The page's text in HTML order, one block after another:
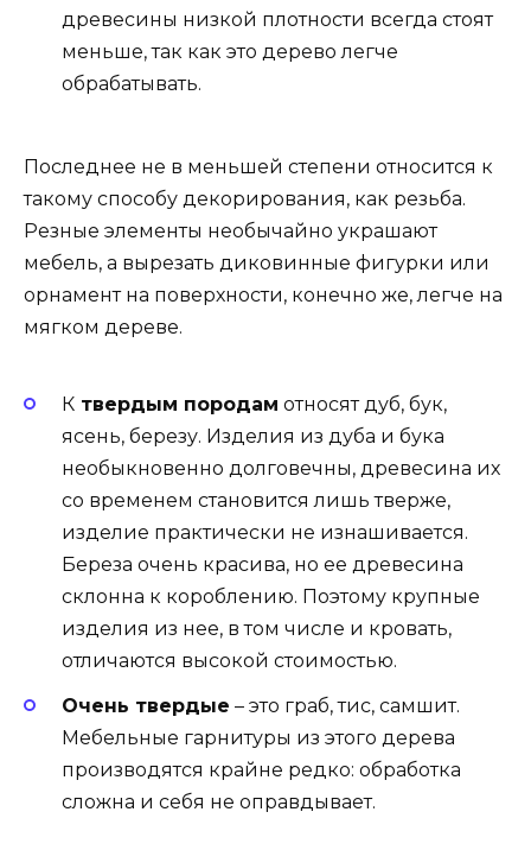
древесины низкой плотности всегда стоят
меньше, так как это дерево легче
обрабатывать.
Последнее не в меньшей степени относится к
такому способу декорирования, как резьба.
Резные элементы необычайно украшают
мебель, а вырезать диковинные фигурки или
орнамент на поверхности, конечно же, легче на
мягком дереве.
К твердым породам относят дуб, бук,
ясень, березу. Изделия из дуба и бука
необыкновенно долговечны, древесина их
со временем становится лишь тверже,
изделие практически не изнашивается.
Береза очень красива, но ее древесина
склонна к короблению. Поэтому крупные
изделия из нее, в том числе и кровать,
отличаются высокой стоимостью.
Очень твердые – это граб, тис, самшит.
Мебельные гарнитуры из этого дерева
производятся крайне редко: обработка
сложна и себя не оправдывает.